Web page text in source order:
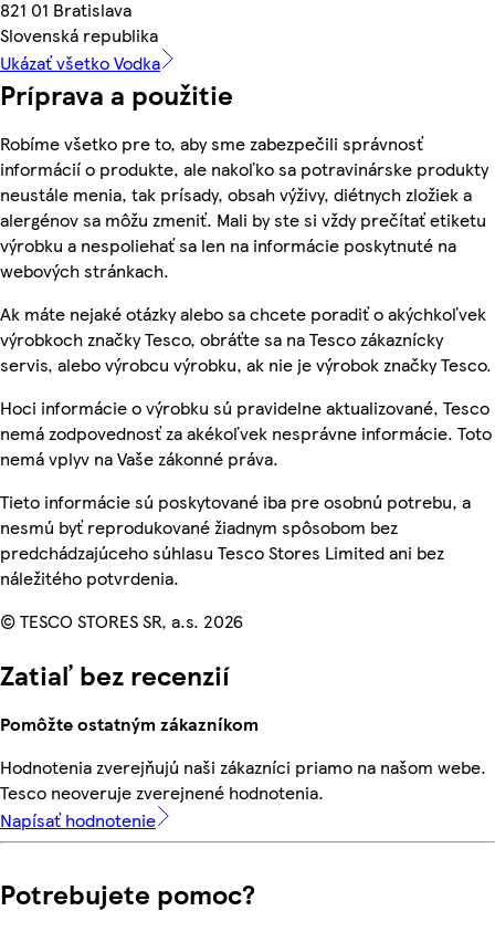
821 01 Bratislava
Slovenská republika
Ukázať všetko Vodka
Príprava a použitie
Robíme všetko pre to, aby sme zabezpečili správnosť
informácií o produkte, ale nakoľko sa potravinárske produkty
neustále menia, tak prísady, obsah výživy, diétnych zložiek a
alergénov sa môžu zmeniť. Mali by ste si vždy prečítať etiketu
výrobku a nespoliehať sa len na informácie poskytnuté na
webových stránkach.
Ak máte nejaké otázky alebo sa chcete poradiť o akýchkoľvek
výrobkoch značky Tesco, obráťte sa na Tesco zákaznícky
servis, alebo výrobcu výrobku, ak nie je výrobok značky Tesco.
Hoci informácie o výrobku sú pravidelne aktualizované, Tesco
nemá zodpovednosť za akékoľvek nesprávne informácie. Toto
nemá vplyv na Vaše zákonné práva.
Tieto informácie sú poskytované iba pre osobnú potrebu, a
nesmú byť reprodukované žiadnym spôsobom bez
predchádzajúceho súhlasu Tesco Stores Limited ani bez
náležitého potvrdenia.
© TESCO STORES SR, a.s. 2026
Zatiaľ bez recenzií
Pomôžte ostatným zákazníkom
Hodnotenia zverejňujú naši zákazníci priamo na našom webe.
Tesco neoveruje zverejnené hodnotenia.
Napísať hodnotenie
Potrebujete pomoc?